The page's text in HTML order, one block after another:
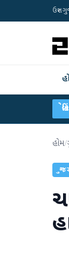
ઉત્તર
રાજ્યો માટે ભારે
હોમ/